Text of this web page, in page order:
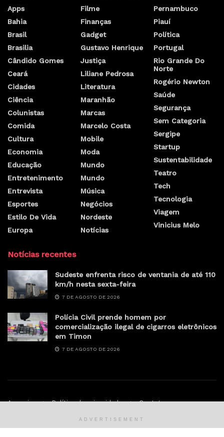
Apps
Bahia
Brasil
Brasilia
Cândido Gomes
Ceará
Cidades
Ciência
Colunistas
Comida
Cultura
Economia
Educação
Entretenimento
Entrevista
Esportes
Estilo De Vida
Europa
Filme
Finanças
Gadget
Gustavo Henrique
Justiça
Liliane Pedrosa
Literatura
Maranhão
Marcas
Marcelo Costa
Mobile
Moda
Mundo
Mundo
Música
Negócios
Nordeste
Notícias
Pernambuco
Piauí
Política
Portugal
Rio Grande Do
Norte
Rogério Newton
Saúde
Segurança
Sem Categoria
Sergipe
Startup
Sustentabilidade
Teatro
Tech
Tecnologia
Viagem
Vinicius Melo
Notícias recentes
Sudeste enfrenta risco de ventania de até 110
km/h nesta sexta-feira
7 DE AGOSTO DE 2026
Polícia Civil prende homem por
comercialização ilegal de cigarros eletrônicos
em Timon
7 DE AGOSTO DE 2026
Anunciar Política de privacidade Contato
ADVERTISEMENT